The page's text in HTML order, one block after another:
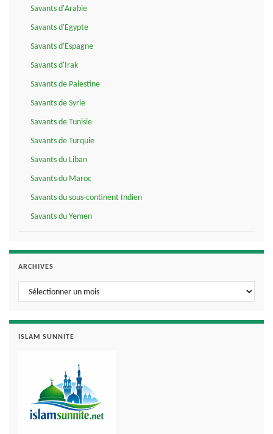
Savants d'Arabie
Savants d'Egypte
Savants d'Espagne
Savants d'Irak
Savants de Palestine
Savants de Syrie
Savants de Tunisie
Savants de Turquie
Savants du Liban
Savants du Maroc
Savants du sous-continent Indien
Savants du Yemen
ARCHIVES
Archives
ISLAM SUNNITE